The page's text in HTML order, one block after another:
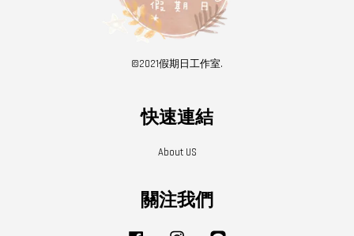
©2021假期日工作室.
快速連結
About US
關注我們